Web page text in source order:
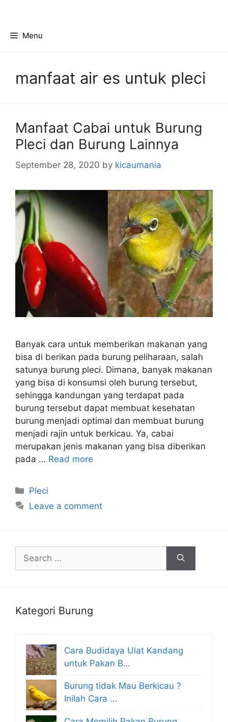
contentMenu
manfaat air es untuk pleci
Manfaat Cabai untuk Burung
Pleci dan Burung Lainnya
September 28, 2020 by kicaumania
Banyak cara untuk memberikan makanan yang
bisa di berikan pada burung peliharaan, salah
satunya burung pleci. Dimana, banyak makanan
yang bisa di konsumsi oleh burung tersebut,
sehingga kandungan yang terdapat pada
burung tersebut dapat membuat kesehatan
burung menjadi optimal dan membuat burung
menjadi rajin untuk berkicau. Ya, cabai
merupakan jenis makanan yang bisa diberikan
pada … Read more
Categories
Pleci
Leave a comment
for:
Kategori Burung
Cara Budidaya Ulat Kandang
untuk Pakan B…
Burung tidak Mau Berkicau ?
Inilah Cara …